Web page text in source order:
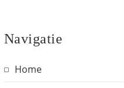
Navigatie
Home